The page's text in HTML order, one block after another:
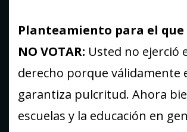
Planteamiento para el que
NO VOTAR: Usted no ejerció
derecho porque válidamente
garantiza pulcritud. Ahora
escuelas y la educación en